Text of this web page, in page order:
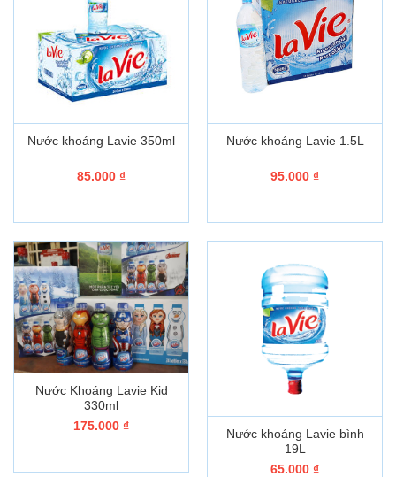
Nước khoáng Lavie 350ml
85.000 ₫
Nước khoáng Lavie 1.5L
95.000 ₫
Nước Khoáng Lavie Kid
330ml
175.000 ₫
Nước khoáng Lavie bình
19L
65.000 ₫